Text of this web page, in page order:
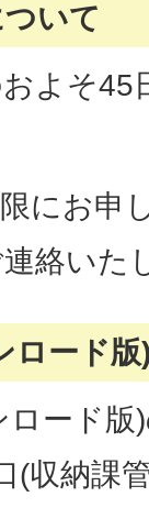
いて
よそ45
にお申
絡いた
ロード
ード
(収納課